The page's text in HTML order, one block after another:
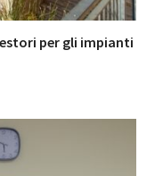
per gli impianti